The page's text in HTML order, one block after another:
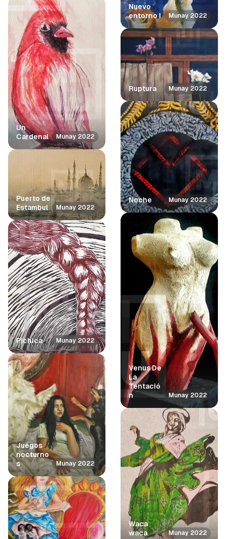
Un
Cardenal
Munay 2022
Puerto de
Estambul
Munay 2022
Pichica Munay 2022
Juegos
nocturno
s
Munay 2022
Nuevo
entorno I
Munay 2022
Ruptura Munay 2022
Noche Munay 2022
Venus De
La
Tentació
n
Munay 2022
Waca
waca
Munay 2022